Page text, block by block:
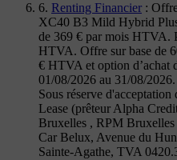
6. Renting Financier :
XC40 B3 Mild Hybrid
de 369 € par mois HTVA.
HTVA. Offre sur base de
€ HTVA et option d’achat
01/08/2026 au 31/08/
Sous réserve
Lease (prêteur Alpha
Bruxelles , RPM
Car Belux, Avenue du
Sainte-Agathe, TVA